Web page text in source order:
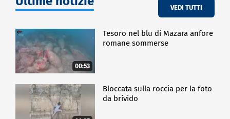
VEDI TUTTI
00:53
Tesoro nel blu di Mazara anfore
romane sommerse
Bloccata sulla roccia per la foto
da brivido